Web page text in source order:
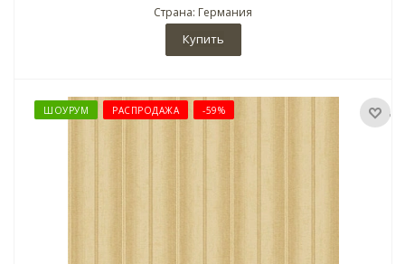
Страна: Германия
Купить
ШОУРУМ РАСПРОДАЖА -59%